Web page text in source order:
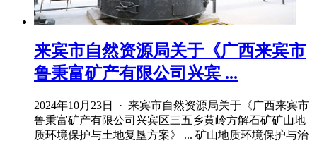
来宾市自然资源局关于《广西来宾市
鲁秉富矿产有限公司兴宾 ...
2024年10月23日 · 来宾市自然资源局关于《广西来宾市
鲁秉富矿产有限公司兴宾区三五乡黄岭方解石矿矿山地
质环境保护与土地复垦方案》 ... 矿山地质环境保护与治